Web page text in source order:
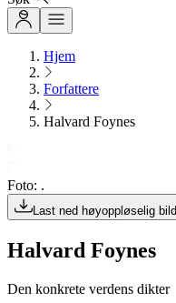
Hjem
Forfattere
Halvard Foynes
Foto: .
Last ned høyoppløselig
Halvard Foynes
Den konkrete verdens dikter